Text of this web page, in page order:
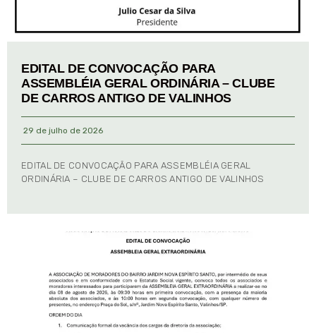
EDITAL DE CONVOCAÇÃO PARA
ASSEMBLÉIA GERAL ORDINÁRIA – CLUBE
DE CARROS ANTIGO DE VALINHOS
29 de julho de 2026
EDITAL DE CONVOCAÇÃO PARA ASSEMBLÉIA GERAL
ORDINÁRIA – CLUBE DE CARROS ANTIGO DE VALINHOS